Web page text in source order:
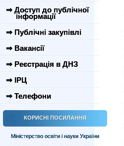
⇒ Доступ до публічної
інформації
⇒ Публічні закупівлі
⇒ Вакансії
⇒ Реєстрація в ДНЗ
⇒ ІРЦ
⇒ Телефони
КОРИСНІ ПОСИЛАННЯ
Міністерство освіти і науки України